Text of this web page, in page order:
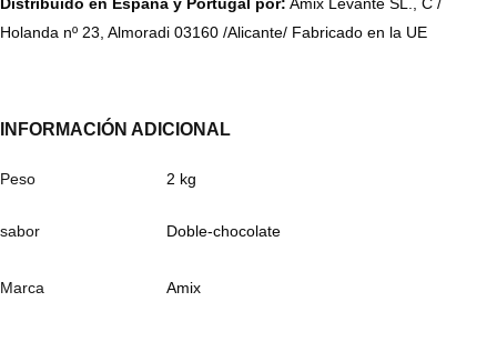
Holanda nº 23, Almoradi 03160 /Alicante/ Fabricado en la UE
INFORMACIÓN ADICIONAL
Peso 2 kg
sabor Doble-chocolate
Marca Amix